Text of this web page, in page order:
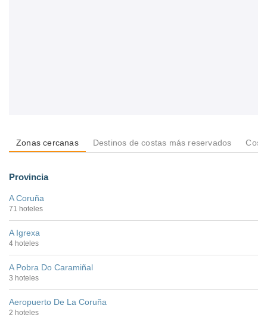
Zonas cercanas Destinos de costas más reservados
Provincia
A Coruña
71 hoteles
A Igrexa
4 hoteles
A Pobra Do Caramiñal
3 hoteles
Aeropuerto De La Coruña
2 hoteles